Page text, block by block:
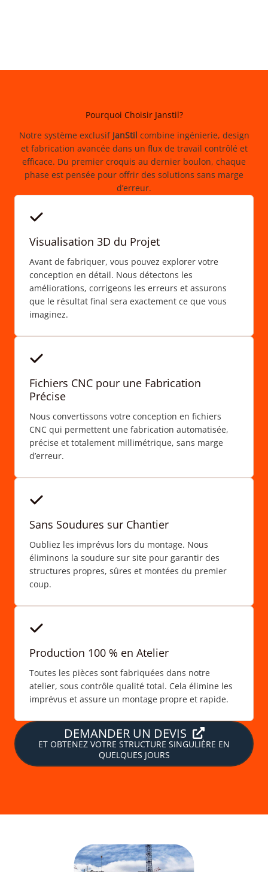
Pourquoi Choisir Janstil?
Notre système exclusif JanStil combine ingénierie, design
et fabrication avancée dans un flux de travail contrôlé et
efficace. Du premier croquis au dernier boulon, chaque
phase est pensée pour offrir des solutions sans marge
d’erreur.
Visualisation 3D du Projet
Avant de fabriquer, vous pouvez explorer votre
conception en détail. Nous détectons les
améliorations, corrigeons les erreurs et assurons
que le résultat final sera exactement ce que vous
imaginez.
Fichiers CNC pour une Fabrication
Précise
Nous convertissons votre conception en fichiers
CNC qui permettent une fabrication automatisée,
précise et totalement millimétrique, sans marge
d’erreur.
Sans Soudures sur Chantier
Oubliez les imprévus lors du montage. Nous
éliminons la soudure sur site pour garantir des
structures propres, sûres et montées du premier
coup.
Production 100 % en Atelier
Toutes les pièces sont fabriquées dans notre
atelier, sous contrôle qualité total. Cela élimine les
imprévus et assure un montage propre et rapide.
DEMANDER UN DEVIS
ET OBTENEZ VOTRE STRUCTURE SINGULIÈRE EN
QUELQUES JOURS